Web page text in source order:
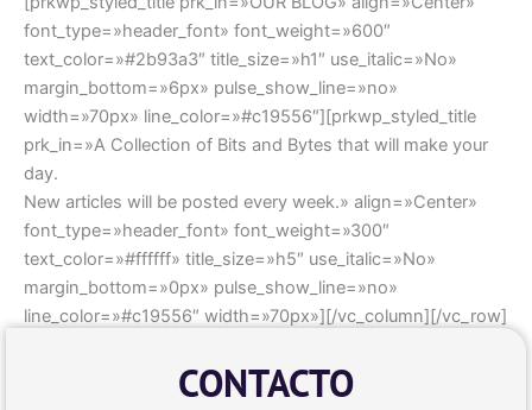
font_type=»header_font» font_weight=»600″
text_color=»#2b93a3″ title_size=»h1″ use_italic=»No»
margin_bottom=»6px» pulse_show_line=»no»
width=»70px» line_color=»#c19556″][prkwp_styled_title
prk_in=»A Collection of Bits and Bytes that will make your
day.
New articles will be posted every week.» align=»Center»
font_type=»header_font» font_weight=»300″
text_color=»#ffffff» title_size=»h5″ use_italic=»No»
margin_bottom=»0px» pulse_show_line=»no»
line_color=»#c19556″ width=»70px»][/vc_column][/vc_row]
CONTACTO